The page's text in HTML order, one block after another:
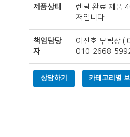
제품상태
렌탈 완료 제품
저입니다.
책임담당
자
이진호 부팀장(
010-2668-
상담하기 카테고리별 보